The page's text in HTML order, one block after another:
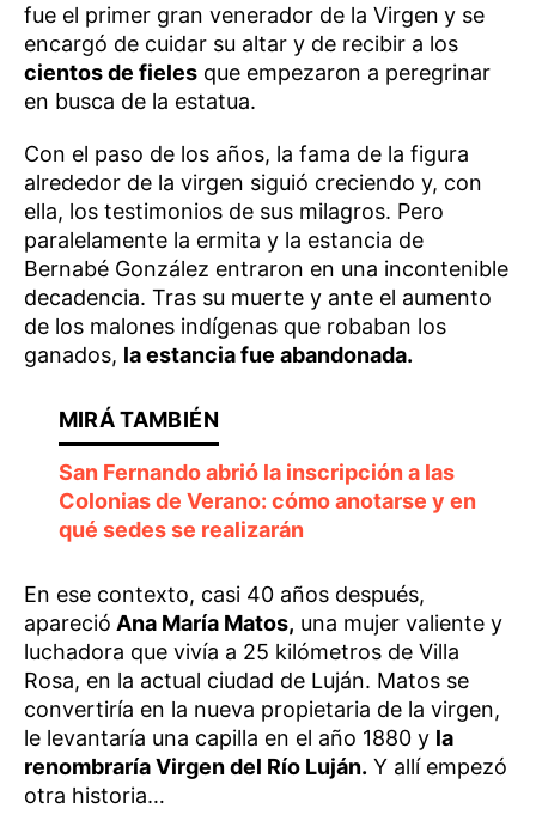
fue el primer gran venerador de la Virgen y se
encargó de cuidar su altar y de recibir a los
cientos de fieles que empezaron a peregrinar
en busca de la estatua.
Con el paso de los años, la fama de la figura
alrededor de la virgen siguió creciendo y, con
ella, los testimonios de sus milagros. Pero
paralelamente la ermita y la estancia de
Bernabé González entraron en una incontenible
decadencia. Tras su muerte y ante el aumento
de los malones indígenas que robaban los
ganados, la estancia fue abandonada.
San Fernando abrió la inscripción a las
Colonias de Verano: cómo anotarse y en
qué sedes se realizarán
En ese contexto, casi 40 años después,
apareció Ana María Matos, una mujer valiente y
luchadora que vivía a 25 kilómetros de Villa
Rosa, en la actual ciudad de Luján. Matos se
convertiría en la nueva propietaria de la virgen,
le levantaría una capilla en el año 1880 y la
renombraría Virgen del Río Luján. Y allí empezó
otra historia…